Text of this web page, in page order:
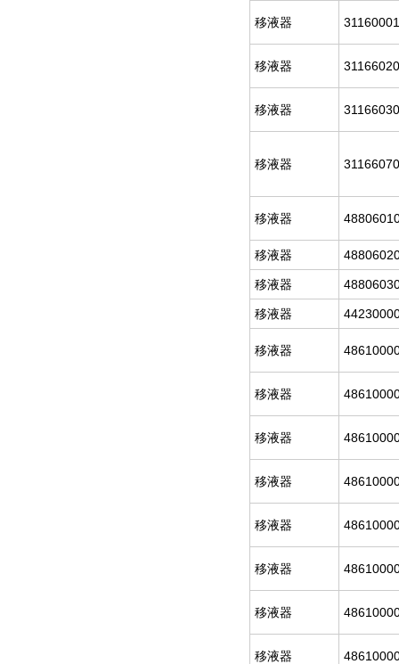
移液器
移液器
移液器
移液器
移液器
移液器
移液器
移液器
移液器
移液器
移液器
移液器
移液器
移液器
移液器
移液器